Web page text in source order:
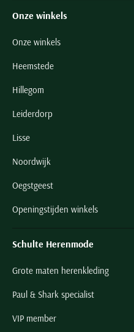
Onze winkels
Onze winkels
Heemstede
Hillegom
Leiderdorp
Lisse
Noordwijk
Oegstgeest
Openingstijden winkels
Schulte Herenmode
Grote maten herenkleding
Paul & Shark specialist
VIP member